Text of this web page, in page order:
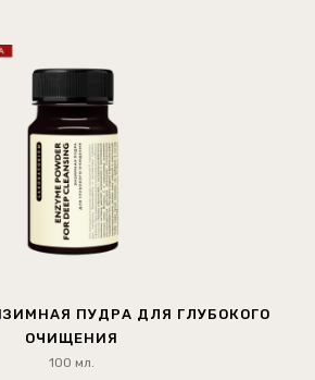
ПУДРА ДЛЯ ГЛУБОКОГО
ОЧИЩЕНИЯ
100 мл.